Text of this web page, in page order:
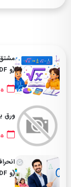
(و PDF)
ورق
(و PDF فرمولها)